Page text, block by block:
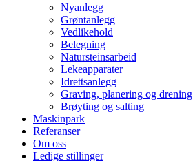
Nyanlegg
Grøntanlegg
Vedlikehold
Belegning
Natursteinsarbeid
Lekeapparater
Idrettsanlegg
Graving, planering og drening
Brøyting og salting
Maskinpark
Referanser
Om oss
Ledige stillinger